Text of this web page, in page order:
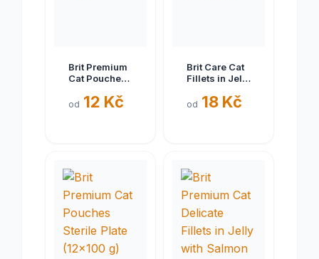
Brit Premium
Cat Pouches
Kitten 100 g
od 12 Kč
Brit Care Cat
Fillets in Jelly
Wholesome
od 18 Kč